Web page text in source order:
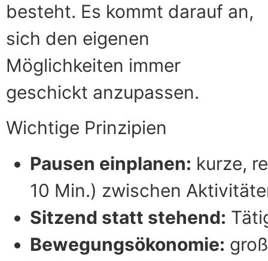
besteht. Es kommt darauf an,
sich den eigenen
Möglichkeiten immer
geschickt anzupassen.
Wichtige Prinzipien
Pausen einplanen: kurze,
10 Min.) zwischen
Sitzend statt stehend:
Bewegungsökonomie: